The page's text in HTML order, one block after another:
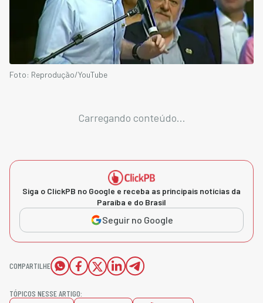
Foto: Reprodução/YouTube
Carregando conteúdo...
Siga o ClickPB no Google e receba as principais notícias da
Paraíba e do Brasil
Seguir no Google
COMPARTILHE
TÓPICOS NESSE ARTIGO: